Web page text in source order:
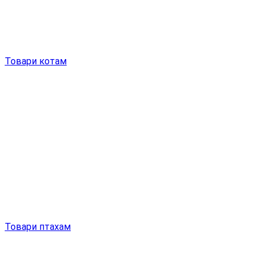
Товари котам
Товари птахам